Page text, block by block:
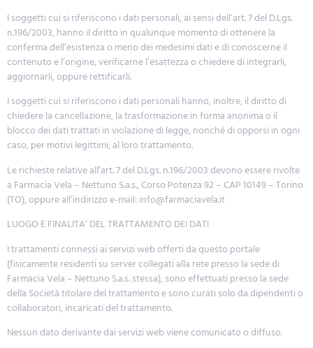
I soggetti cui si riferiscono i dati personali, ai sensi dell’art. 7 del D.Lgs.
n.196/2003, hanno il diritto in qualunque momento di ottenere la
conferma dell’esistenza o meno dei medesimi dati e di conoscerne il
contenuto e l’origine, verificarne l’esattezza o chiedere di integrarli,
aggiornarli, oppure rettificarli.
I soggetti cui si riferiscono i dati personali hanno, inoltre, il diritto di
chiedere la cancellazione, la trasformazione in forma anonima o il
blocco dei dati trattati in violazione di legge, nonché di opporsi in ogni
caso, per motivi legittimi, al loro trattamento.
Le richieste relative all’art. 7 del D.Lgs. n.196/2003 devono essere rivolte
a Farmacia Vela – Nettuno S.a.s., Corso Potenza 92 – CAP 10149 – Torino
(TO), oppure all’indirizzo e-mail: info@farmaciavela.it
LUOGO E FINALITA’ DEL TRATTAMENTO DEI DATI
I trattamenti connessi ai servizi web offerti da questo portale
(fisicamente residenti su server collegati alla rete presso la sede di
Farmacia Vela – Nettuno S.a.s. stessa), sono effettuati presso la sede
della Società titolare del trattamento e sono curati solo da dipendenti o
collaboratori, incaricati del trattamento.
Nessun dato derivante dai servizi web viene comunicato o diffuso.